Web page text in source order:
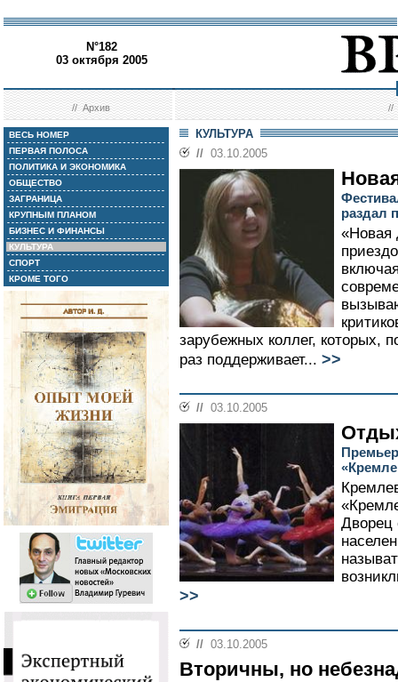
N°182
03 октября 2005
//Архив //
ВЕСЬ НОМЕР
ПЕРВАЯ ПОЛОСА
ПОЛИТИКА И ЭКОНОМИКА
ОБЩЕСТВО
ЗАГРАНИЦА
КРУПНЫМ ПЛАНОМ
БИЗНЕС И ФИНАНСЫ
КУЛЬТУРА
СПОРТ
КРОМЕ ТОГО
КУЛЬТУРА
// 03.10.2005
раздал
«Новая
зарубежных коллег, которых,
раз поддерживает... >>
// 03.10.2005
Дворец
>>
// 03.10.2005
Вторичны, но